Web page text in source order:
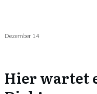
Dezember 14
Hier wartet